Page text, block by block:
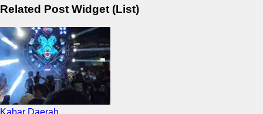
Related Post Widget (List)